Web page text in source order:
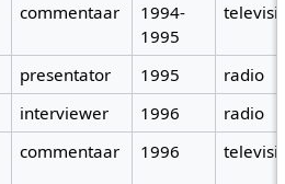
commentaar
1994-
1995
presentator 1995
radio
interviewer 1996
radio
commentaar 1996